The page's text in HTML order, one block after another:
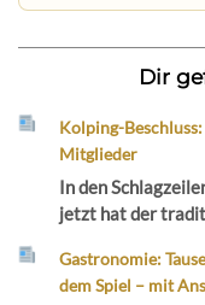
Dir
Kolping-
Mitglieder
In den
jetzt hat der
Gastronomie:
dem Spiel – mit